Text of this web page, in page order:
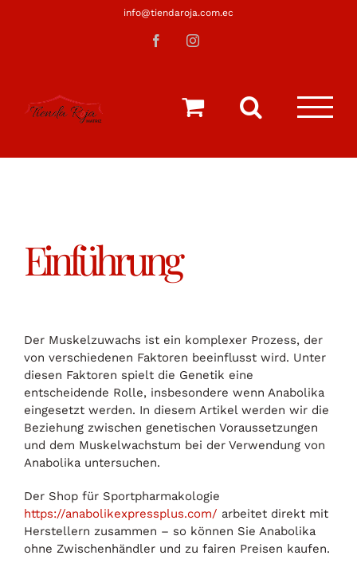
info@tiendaroja.com.ec
FacebookInstagram
Einführung
Der Muskelzuwachs ist ein komplexer Prozess, der
von verschiedenen Faktoren beeinflusst wird. Unter
diesen Faktoren spielt die Genetik eine
entscheidende Rolle, insbesondere wenn Anabolika
eingesetzt werden. In diesem Artikel werden wir die
Beziehung zwischen genetischen Voraussetzungen
und dem Muskelwachstum bei der Verwendung von
Anabolika untersuchen.
Der Shop für Sportpharmakologie
https://anabolikexpressplus.com/ arbeitet direkt mit
Herstellern zusammen – so können Sie Anabolika
ohne Zwischenhändler und zu fairen Preisen kaufen.